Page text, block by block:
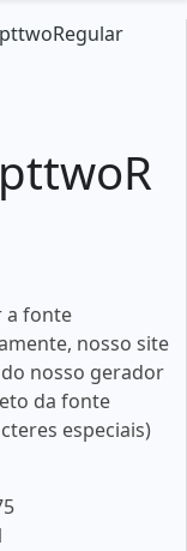
a fonte
nosso site
nosso gerador
da fonte
especiais)